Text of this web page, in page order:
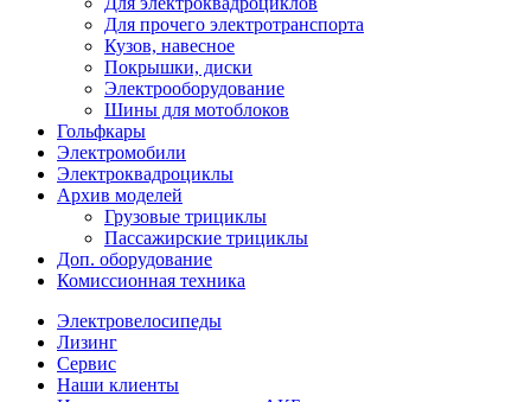
Для прочего электротранспорта
Кузов, навесное
Покрышки, диски
Электрооборудование
Шины для мотоблоков
Гольфкары
Электромобили
Электроквадроциклы
Архив моделей
Грузовые трициклы
Пассажирские трициклы
Доп. оборудование
Комиссионная техника
Электровелосипеды
Лизинг
Сервис
Наши клиенты